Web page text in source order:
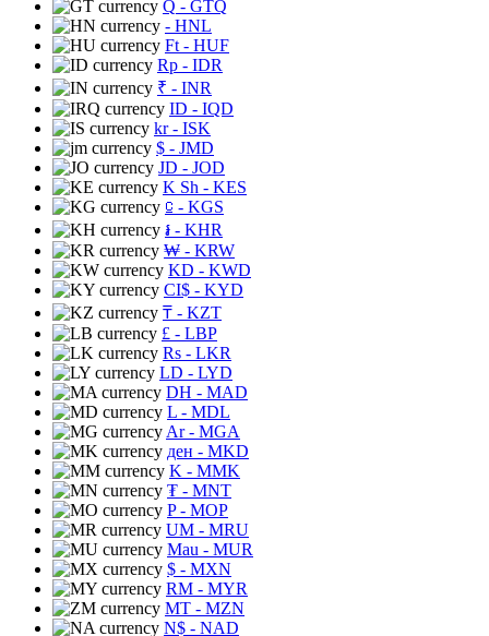
Q - GTQ
- HNL
Ft - HUF
Rp - IDR
₹ - INR
ID - IQD
kr- ISK
$ - JMD
JD - JOD
K Sh - KES
⃀ - KGS
៛ - KHR
₩ - KRW
KD - KWD
CI$ - KYD
₸ - KZT
£ - LBP
Rs - LKR
LD - LYD
DH - MAD
L - MDL
Ar- MGA
ден - MKD
K - MMK
₮ - MNT
P- MOP
UM - MRU
Mau - MUR
$ - MXN
RM - MYR
MT - MZN
N$ - NAD